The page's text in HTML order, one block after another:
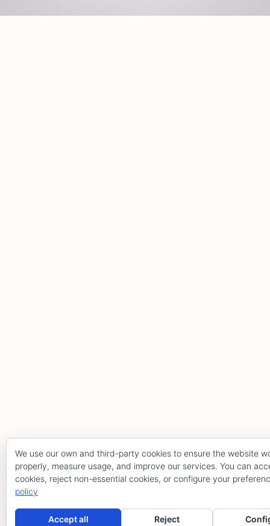
Hola, pincha aquí para abrir el chat.
We use our own and third-party cookies to ensure the website
properly, measure usage, and improve our services. You can
cookies, reject non-essential cookies, or configure your
policy
Accept all Reject